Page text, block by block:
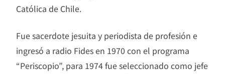
Católica de Chile.
Fue sacerdote jesuita y periodista de profesión e
ingresó a radio Fides en 1970 con el programa
“Periscopio”, para 1974 fue seleccionado como jefe